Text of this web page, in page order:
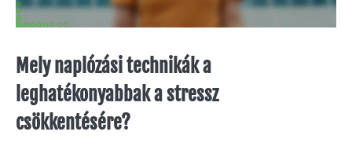
Mely naplózási technikák a
leghatékonyabbak a stressz
csökkentésére?